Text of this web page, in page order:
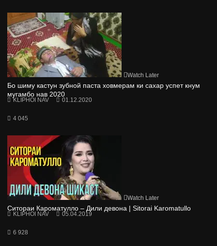
Watch Later
Бо шиму кастун зубной паста ховмерам ки сахар успет кнум
мугамбо нав 2020
KLIPHOI NAV 01.12.2020
4 045
Watch Later
Ситораи Кароматулло – Дили девона | Sitorai Karomatullo
KLIPHOI NAV 05.04.2019
6 928